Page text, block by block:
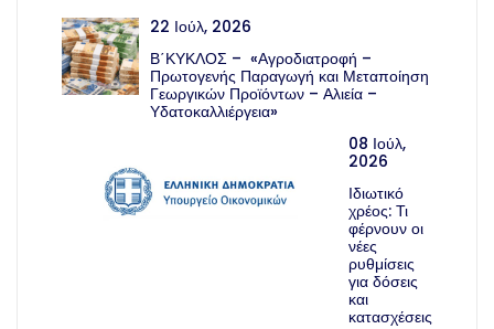
22 Ιούλ, 2026
Β΄ΚΥΚΛΟΣ – «Αγροδιατροφή –
Πρωτογενής Παραγωγή και Μεταποίηση
Γεωργικών Προϊόντων – Αλιεία –
Υδατοκαλλιέργεια»
08 Ιούλ,
2026
Ιδιωτικό
χρέος: Τι
φέρνουν οι
νέες
ρυθμίσεις
για δόσεις
και
κατασχέσεις